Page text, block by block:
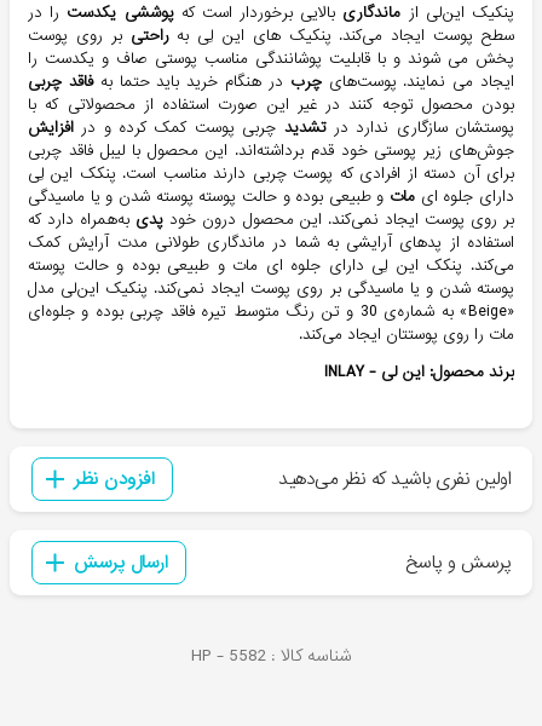
پنکیک این‌لی از ماندگاری بالایی برخوردار است کهپوششی یکدست را در
سطح پوست ایجاد می‌کند. پنکیک های این لِی بهراحتی بر روی پوست
پخش می شوند و با قابلیت پوشانندگی مناسب پوستی صاف و یکدست را
ایجاد می نمایند. پوست‌هایچرب در هنگام خرید باید حتما بهفاقد چربی
بودن محصول توجه کنند در غیر این صورت استفاده از محصولاتی که با
پوستشان سازگاری ندارد درتشدید چربی پوست کمک کرده و در افزایش
جوش‌های زیر پوستی خود قدم برداشته‌اند. این محصول با لیبل فاقد چربی
برای آن دسته از افرادی که پوست چربی دارند مناسب است. پنکک این لِی
دارای جلوه ای مات و طبیعی بوده و حالت پوسته پوسته شدن و یا ماسیدگی
بر روی پوست ایجاد نمی‌کند. این محصول درون خود پدی به‌همراه دارد که
استفاده از پدهای آرایشی به شما در ماندگاری طولانی مدت آرایش کمک
می‌کند. پنکک این لِی دارای جلوه ای مات و طبیعی بوده و حالت پوسته
پوسته شدن و یا ماسیدگی بر روی پوست ایجاد نمی‌کند. پنکیک این‌لی مدل
«Beige» به شماره‌ی 30 و تن رنگ متوسط تیره فاقد چربی بوده و جلوه‌ای
مات را روی پوستتان ایجاد می‌کند.
برند محصول: این لی -
INLAY
اولین نفری باشید که نظر می‌دهید افزودن نظر
پرسش و پاسخ ارسال پرسش
شناسه کالا : HP - 5582